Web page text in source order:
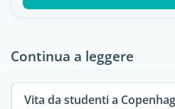
Continua a leggere
Vita da studenti a